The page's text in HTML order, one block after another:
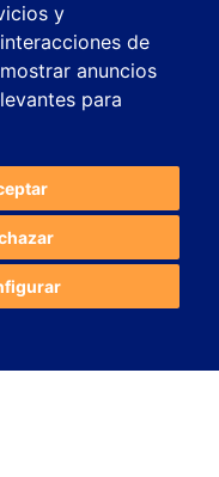
y
de
anuncios
para